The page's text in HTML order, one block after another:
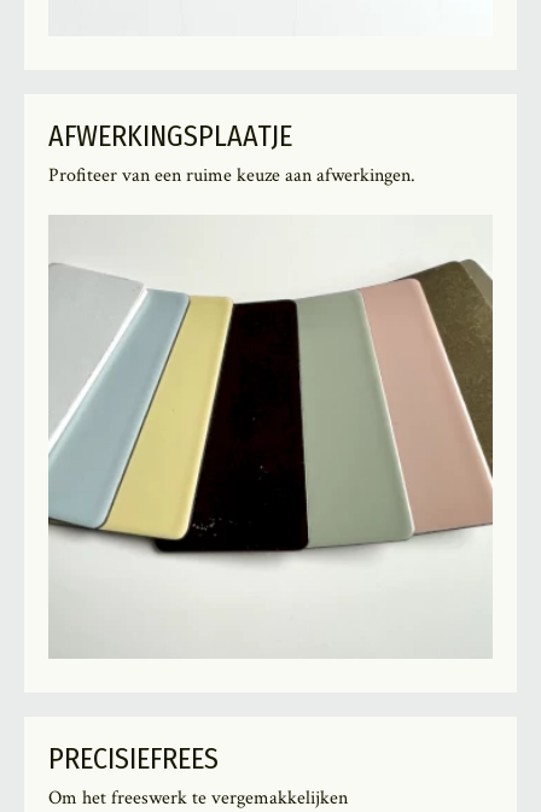
AFWERKINGSPLAATJE
Profiteer van een ruime keuze aan afwerkingen.
PRECISIEFREES
Om het freeswerk te vergemakkelijken